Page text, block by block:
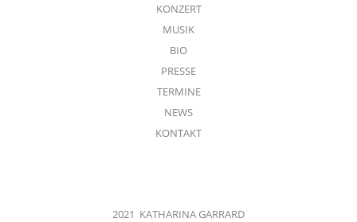
KONZERT
MUSIK
BIO
PRESSE
TERMINE
NEWS
KONTAKT
2021 KATHARINA GARRARD